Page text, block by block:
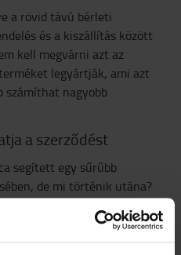
a rövid távú bérleti
és a kiszállítás között
kell megvárni azt az
legyártják, ami azt
számíthat nagyobb
a szerződést
segített egy sűrűbb
de mi történik utána?
az átlagos szintre,